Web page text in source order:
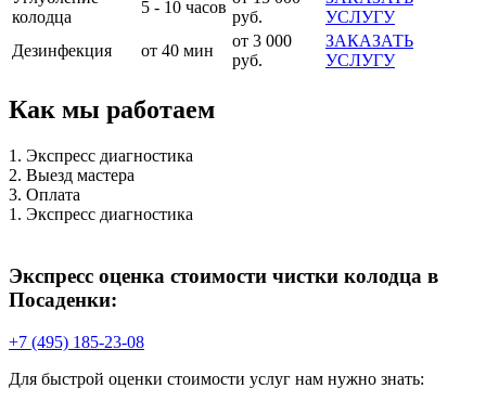
колодца
5 - 10 часов
руб.
УСЛУГУ
Дезинфекция
от 40 мин
от 3 000
руб.
ЗАКАЗАТЬ
УСЛУГУ
Как мы работаем
1. Экспресс диагностика
2. Выезд мастера
3. Оплата
1. Экспресс диагностика
Экспресс оценка стоимости чистки колодца в
Посаденки:
+7 (495) 185-23-08
Для быстрой оценки стоимости услуг нам нужно знать: